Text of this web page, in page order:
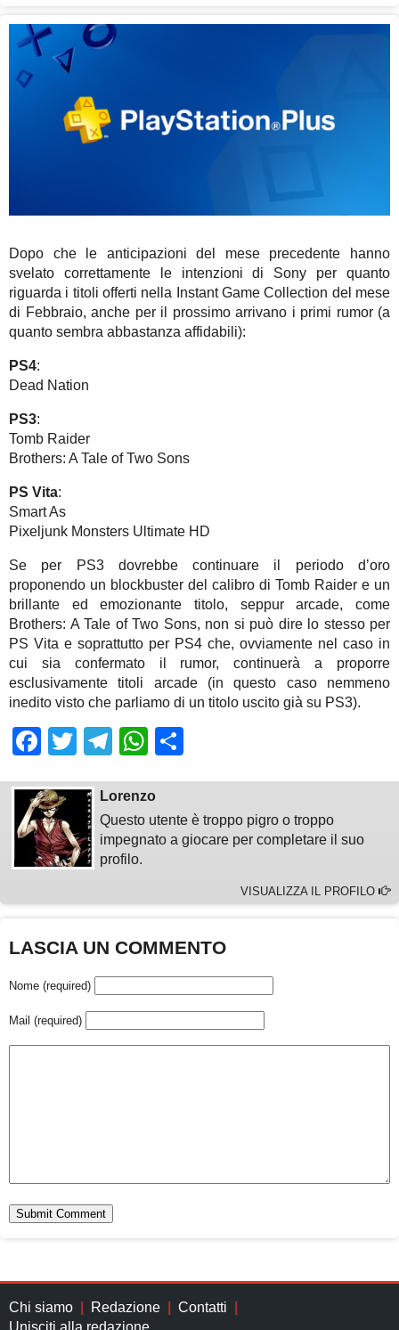
Dopo che le anticipazioni del mese precedente hanno
svelato correttamente le intenzioni di Sony per quanto
riguarda i titoli offerti nella Instant Game Collection del mese
di Febbraio, anche per il prossimo arrivano i primi rumor (a
quanto sembra abbastanza affidabili):
PS4:
Dead Nation
PS3:
Tomb Raider
Brothers: A Tale of Two Sons
PS Vita:
Smart As
Pixeljunk Monsters Ultimate HD
Se per PS3 dovrebbe continuare il periodo d’oro
proponendo un blockbuster del calibro di Tomb Raider e un
brillante ed emozionante titolo, seppur arcade, come
Brothers: A Tale of Two Sons, non si può dire lo stesso per
PS Vita e soprattutto per PS4 che, ovviamente nel caso in
cui sia confermato il rumor, continuerà a proporre
esclusivamente titoli arcade (in questo caso nemmeno
inedito visto che parliamo di un titolo uscito già su PS3).
Facebook
TwitterTelegram
WhatsApp
Lorenzo
Questo utente è troppo pigro o troppo
impegnato a giocare per completare il suo
profilo.
VISUALIZZA IL PROFILO
LASCIA UN COMMENTO
Nome (required)
Mail (required)
Chi siamo Redazione
Contatti